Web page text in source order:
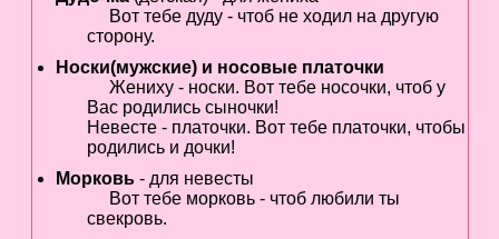
Вот тебе дуду - чтоб не ходил на другую
сторону.
Носки(мужские) и носовые платочки
Жениху - носки. Вот тебе носочки, чтоб у
Вас родились сыночки!
Невесте - платочки. Вот тебе платочки, чтобы
родились и дочки!
Морковь- для невесты
Вот тебе морковь - чтоб любили ты
свекровь.